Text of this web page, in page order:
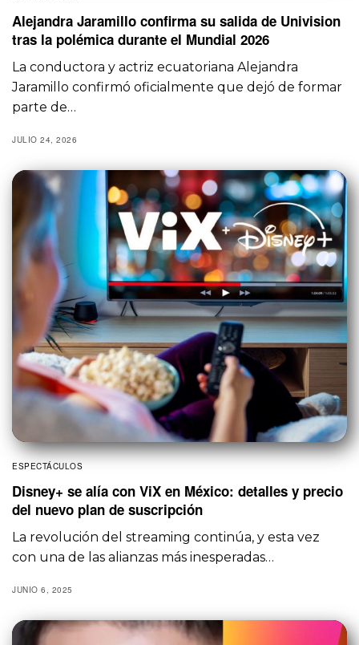
Alejandra Jaramillo confirma su salida de Univision
tras la polémica durante el Mundial 2026
La conductora y actriz ecuatoriana Alejandra
Jaramillo confirmó oficialmente que dejó de formar
parte de…
JULIO 24, 2026
ESPECTÁCULOS
Disney+ se alía con ViX en México: detalles y precio
del nuevo plan de suscripción
La revolución del streaming continúa, y esta vez
con una de las alianzas más inesperadas…
JUNIO 6, 2025